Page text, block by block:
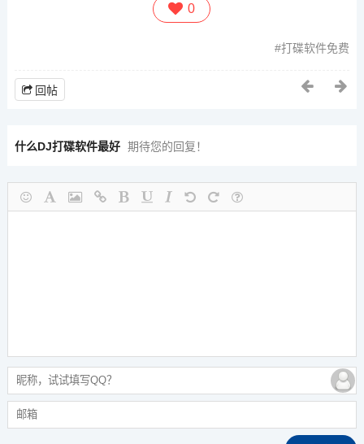
0
打碟软件免费
回帖
什么DJ打碟软件最好 期待您的回复！